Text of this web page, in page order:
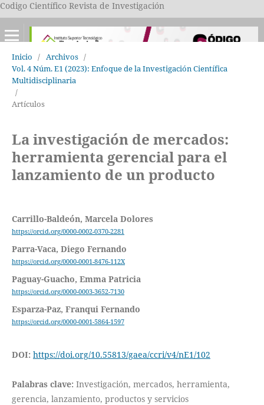
Codigo Científico Revista de Investigación
Inicio / Archivos /
Vol. 4 Núm. E1 (2023): Enfoque de la Investigación Científica
Multidisciplinaria
/
Artículos
La investigación de mercados:
herramienta gerencial para el
lanzamiento de un producto
Carrillo-Baldeón, Marcela Dolores
https://orcid.org/0000-0002-0370-2281
Parra-Vaca, Diego Fernando
https://orcid.org/0000-0001-8476-112X
Paguay-Guacho, Emma Patricia
https://orcid.org/0000-0003-3652-7130
Esparza-Paz, Franqui Fernando
https://orcid.org/0000-0001-5864-1597
DOI: https://doi.org/10.55813/gaea/ccri/v4/nE1/102
Palabras clave: Investigación, mercados, herramienta,
gerencia, lanzamiento, productos y servicios